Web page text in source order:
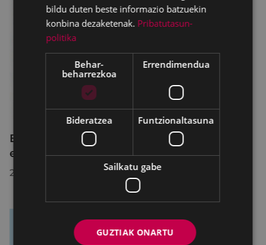
Bertan behera geratu da Haurrak, poesia
eta eskola tailerra
2020/02/10
bildu duten beste informazio batzuekin
konbina dezaketenak. Pribatutasun-
politika
Behar-
beharrezkoa
Errendimendua
Bideratzea Funtzionaltasuna
Sailkatu gabe
GUZTIAK ONARTU